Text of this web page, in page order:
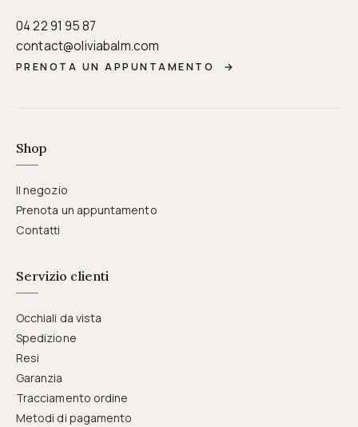
04 22 91 95 87
contact@oliviabalm.com
PRENOTA UN APPUNTAMENTO →
Shop
Il negozio
Prenota un appuntamento
Contatti
Servizio clienti
Occhiali da vista
Spedizione
Resi
Garanzia
Tracciamento ordine
Metodi di pagamento